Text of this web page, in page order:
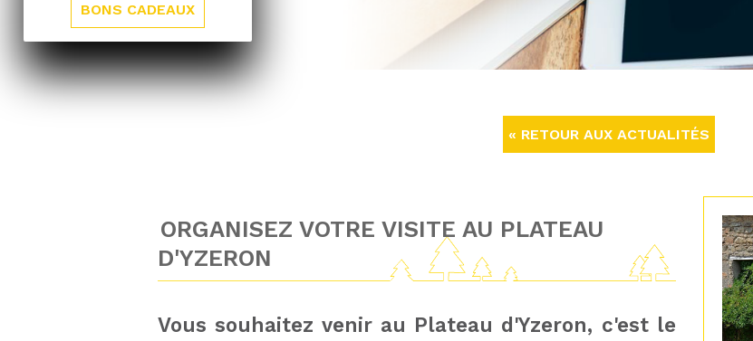
BONS CADEAUX
« RETOUR AUX ACTUALITÉS
ORGANISEZ VOTRE VISITE AU PLATEAU
D'YZERON
Vous souhaitez venir au Plateau d'Yzeron, c'est le